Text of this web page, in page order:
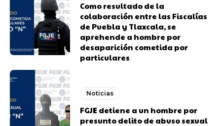
Como resultado de la
colaboración entre las Fiscalías
de Puebla y Tlaxcala, se
aprehende a hombre por
desaparición cometida por
particulares
Noticias
FGJE detiene a un hombre por
presunto delito de abuso sexual